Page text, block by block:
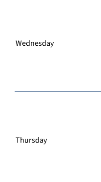
Wednesday
Thursday